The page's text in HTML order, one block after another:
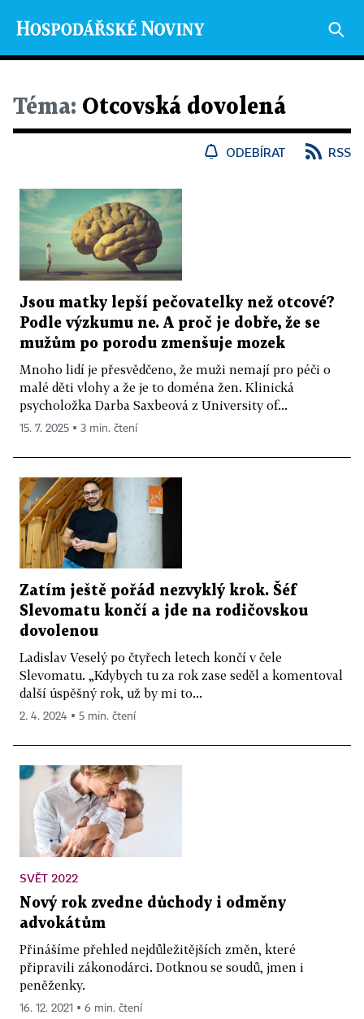
Téma: Otcovská dovolená
ODEBÍRAT RSS
Jsou matky lepší pečovatelky než otcové?
Podle výzkumu ne. A proč je dobře, že se
mužům po porodu zmenšuje mozek
Mnoho lidí je přesvědčeno, že muži nemají pro péči o
malé děti vlohy a že je to doména žen. Klinická
psycholožka Darba Saxbeová z University of...
15. 7. 2025 ▪ 3 min. čtení
Zatím ještě pořád nezvyklý krok. Šéf
Slevomatu končí a jde na rodičovskou
dovolenou
Ladislav Veselý po čtyřech letech končí v čele
Slevomatu. „Kdybych tu za rok zase seděl a komentoval
další úspěšný rok, už by mi to...
2. 4. 2024 ▪ 5 min. čtení
SVĚT 2022
Nový rok zvedne důchody i odměny
advokátům
Přinášíme přehled nejdůležitějších změn, které
připravili zákonodárci. Dotknou se soudů, jmen i
peněženky.
16. 12. 2021 ▪ 6 min. čtení